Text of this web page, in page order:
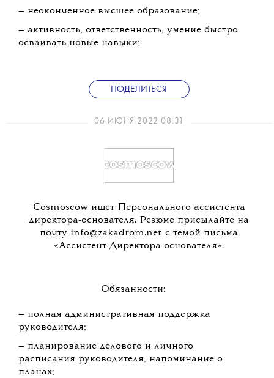
— неоконченное высшее образование;
— активность, ответственность, умение быстро
осваивать новые навыки;
ПОДЕЛИТЬСЯ
06 ИЮНЯ 2022 08:31
Cosmoscow ищет Персонального ассистента
директора-основателя. Резюме присылайте на
почту info@zakadrom.net с темой письма
«Ассистент Директора-основателя».
Обязанности:
— полная административная поддержка
руководителя;
— планирование делового и личного
расписания руководителя, напоминание о
планах;